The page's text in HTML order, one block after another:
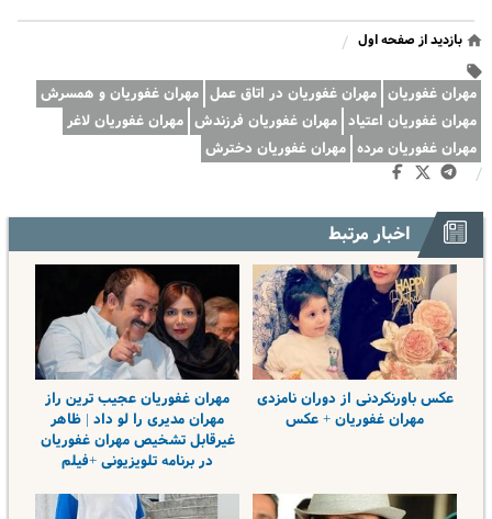
بازدید از صفحه اول /
مهران غفوریان مهران غفوریان در اتاق عمل مهران غفوریان و همسرش
مهران غفوریان اعتیاد مهران غفوریان فرزندش مهران غفوریان لاغر
مهران غفوریان مرده مهران غفوریان دخترش
/
اخبار مرتبط
عکس باورنکردنی از دوران نامزدی
مهران غفوریان + عکس
مهران غفوریان عجیب ترین راز
مهران مدیری را لو داد | ظاهر
غیرقابل تشخیص مهران غفوریان
در برنامه تلویزیونی +فیلم